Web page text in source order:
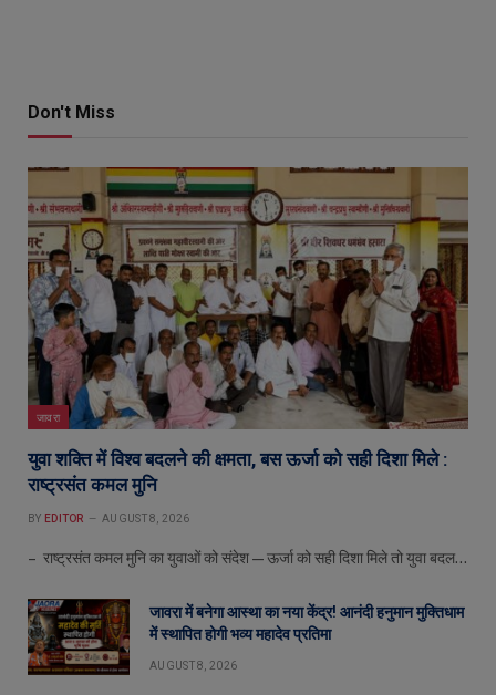
Don't Miss
जावरा
युवा शक्ति में विश्व बदलने की क्षमता, बस ऊर्जा को सही दिशा मिले :
राष्ट्रसंत कमल मुनि
BY EDITOR AUGUST 8, 2026
– राष्ट्रसंत कमल मुनि का युवाओं को संदेश—ऊर्जा को सही दिशा मिले तो युवा बदल…
जावरा में बनेगा आस्था का नया केंद्र! आनंदी हनुमान मुक्तिधाम
में स्थापित होगी भव्य महादेव प्रतिमा
AUGUST 8, 2026